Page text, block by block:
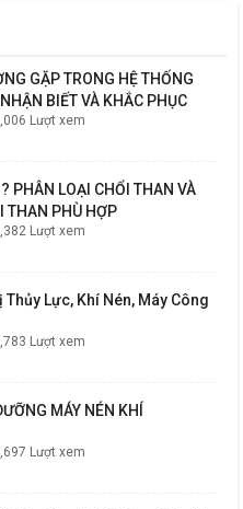
GẶP TRONG HỆ THỐNG
BIẾT VÀ KHẮC PHỤC
Lượt xem
PHÂN LOẠI CHỔI THAN VÀ
THAN PHÙ HỢP
Lượt xem
Thủy Lực, Khí Nén, Máy Công
Lượt xem
MÁY NÉN KHÍ
Lượt xem